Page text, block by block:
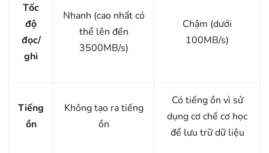
Tốc
độ
đọc/
ghi
Nhanh (cao nhất có
thể lên đến
3500MB/s)
Chậm (dưới
100MB/s)
Tiếng
ồn
Không tạo ra tiếng
ồn
Có tiếng ồn vì sử
dụng cơ chế cơ học
để lưu trữ dữ liệu